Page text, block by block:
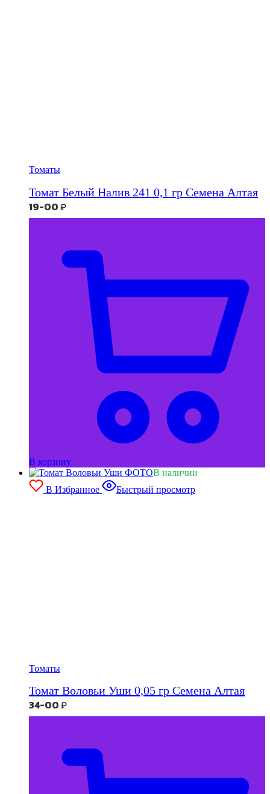
Томаты
Томат Белый Налив 241 0,1 гр Семена Алтая
19-00₽
В корзину
В наличии
В Избранное
Быстрый просмотр
Томаты
Томат Воловьи Уши 0,05 гр Семена Алтая
34-00₽